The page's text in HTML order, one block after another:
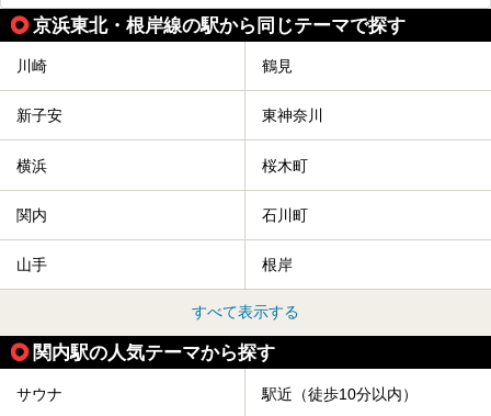
京浜東北・根岸線の駅から同じテーマで探す
川崎 鶴見
新子安 東神奈川
横浜 桜木町
関内 石川町
山手 根岸
すべて表示する
関内駅の人気テーマから探す
サウナ 駅近（徒歩10分以内）